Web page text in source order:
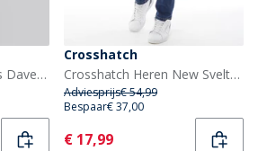
JACK & JONES Jongens Dave Original St 263 Baggy Fit Jeans Blue Denim
Crosshatch
Crosshatch Heren New Svelte Skinny Jeans Denim
Adviesprijs€ 54,99
Bespaar€ 37,00
Current
€ 17,99